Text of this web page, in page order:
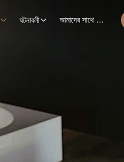
ঘটনাবলী আমাদের সাথে যোগাযোগ